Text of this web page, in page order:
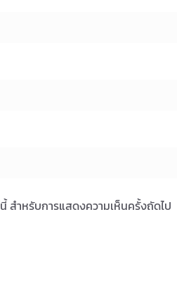
สำหรับการแสดงความเห็นครั้งถัดไป